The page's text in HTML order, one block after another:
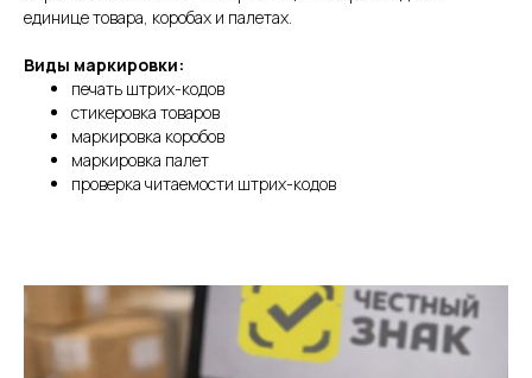
единице товара, коробах и палетах.
Виды маркировки:
печать штрих-кодов
стикеровка товаров
маркировка коробов
маркировка палет
проверка читаемости штрих-кодов